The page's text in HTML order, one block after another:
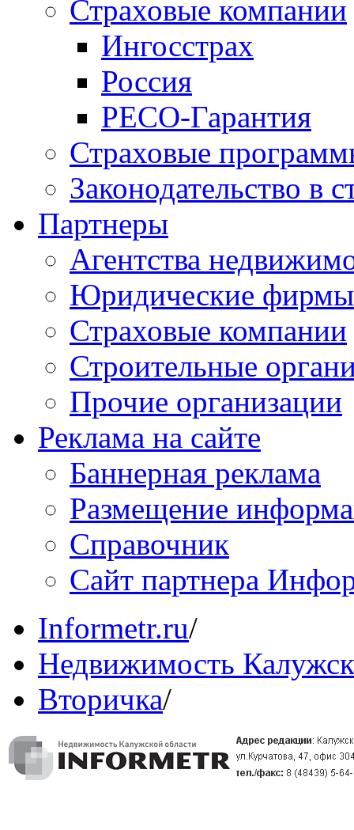
Страховые компании
Ингосстрах
Россия
РЕСО-Гарантия
Страховые
Законодательство в
Партнеры
Агентства
Юридические фирмы
Страховые компании
Строительные
Прочие организации
Реклама на сайте
Баннерная реклама
Размещение
Справочник
Сайт партнера
Informetr.ru/
Недвижимость
Вторичка/